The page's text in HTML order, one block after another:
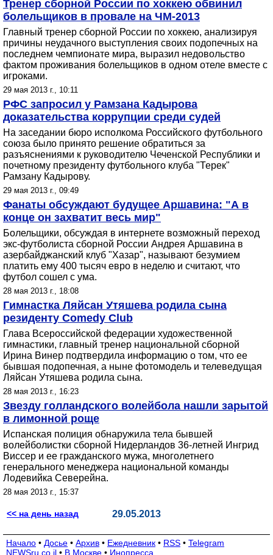
Тренер сборной России по хоккею обвинил
болельщиков в провале на ЧМ-2013
Главный тренер сборной России по хоккею, анализируя
причины неудачного выступления своих подопечных на
последнем чемпионате мира, выразил недовольство
фактом проживания болельщиков в одном отеле вместе с
игроками.
29 мая 2013 г., 10:11
РФС запросил у Рамзана Кадырова
доказательства коррупции среди судей
На заседании бюро исполкома Российского футбольного
союза было принято решение обратиться за
разъяснениями к руководителю Чеченской Республики и
почетному президенту футбольного клуба "Терек"
Рамзану Кадырову.
29 мая 2013 г., 09:49
Фанаты обсуждают будущее Аршавина: "А в
конце он захватит весь мир"
Болельщики, обсуждая в интернете возможный переход
экс-футболиста сборной России Андрея Аршавина в
азербайджанский клуб "Хазар", называют безумием
платить ему 400 тысяч евро в неделю и считают, что
футбол сошел с ума.
28 мая 2013 г., 18:08
Гимнастка Ляйсан Утяшева родила сына
резиденту Comedy Club
Глава Всероссийской федерации художественной
гимнастики, главный тренер национальной сборной
Ирина Винер подтвердила информацию о том, что ее
бывшая подопечная, а ныне фотомодель и телеведущая
Ляйсан Утяшева родила сына.
28 мая 2013 г., 16:23
Звезду голландского волейбола нашли зарытой
в лимонной роще
Испанская полиция обнаружила тела бывшей
волейболистки сборной Нидерландов 36-летней Ингрид
Виссер и ее гражданского мужа, многолетнего
генерального менеджера национальной команды
Лодевийка Северейна.
28 мая 2013 г., 15:37
<< на день назад 29.05.2013
Начало • Досье • Архив • Ежедневник • RSS • Telegram
NEWSru.co.il • В Москве • Инопресса